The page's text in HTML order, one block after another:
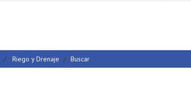
Riego y Drenaje Buscar